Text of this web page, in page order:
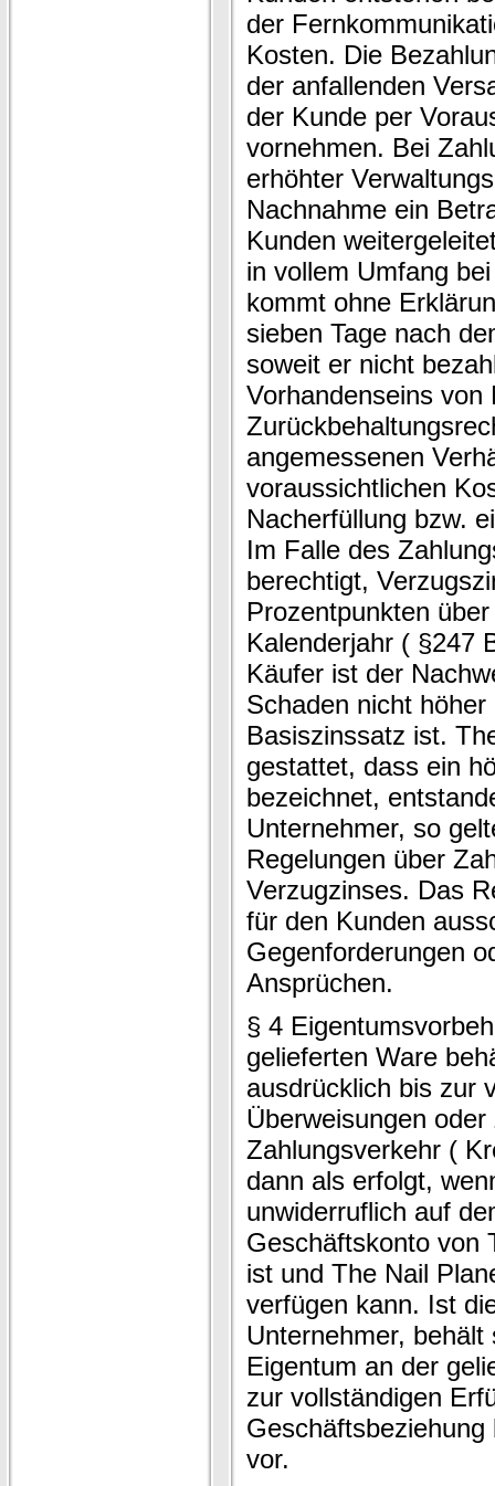
der
Kosten. Die
der anfallenden
der Kunde per
vornehmen. Bei
erhöhter
Nachnahme ein
Kunden
in vollem Umfang
kommt ohne
sieben Tage nach
soweit er nicht
Vorhandenseins
angemessenen
voraussichtlichen
Nacherfüllung bzw.
Im Falle des
berechtigt,
Prozentpunkten
Kalenderjahr ( §247
Käufer ist der
Schaden nicht
Basiszinssatz ist.
gestattet, dass ein
bezeichnet,
Unternehmer, so
Regelungen über
Verzugzinses. Das
für den Kunden
Gegenforderungen
Ansprüchen.
§ 4
gelieferten Ware
ausdrücklich bis zur
Überweisungen
Zahlungsverkehr (
dann als erfolgt,
unwiderruflich auf
Geschäftskonto von
ist und The Nail
verfügen kann. Ist
Unternehmer,
Eigentum an der
zur vollständigen
vor.